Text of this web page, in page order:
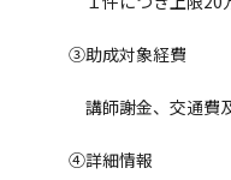
③助成対象経費
講師謝金、交通費及
④詳細情報